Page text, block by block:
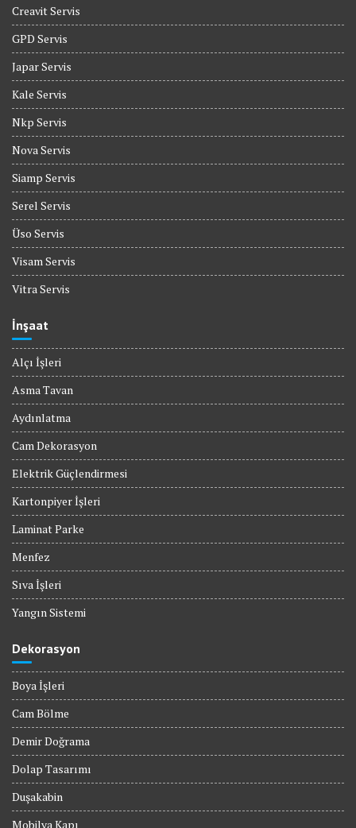
Creavit Servis
GPD Servis
Japar Servis
Kale Servis
Nkp Servis
Nova Servis
Siamp Servis
Serel Servis
Üso Servis
Visam Servis
Vitra Servis
İnşaat
Alçı İşleri
Asma Tavan
Aydınlatma
Cam Dekorasyon
Elektrik Güçlendirmesi
Kartonpiyer İşleri
Laminat Parke
Menfez
Sıva İşleri
Yangın Sistemi
Dekorasyon
Boya İşleri
Cam Bölme
Demir Doğrama
Dolap Tasarımı
Duşakabin
Mobilya Kapı